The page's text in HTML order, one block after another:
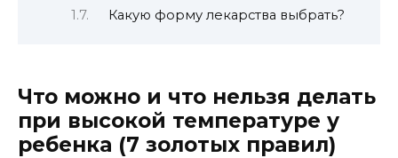
Какую форму лекарства выбрать?
Что можно и что нельзя делать
при высокой температуре у
ребенка (7 золотых правил)